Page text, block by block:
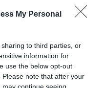
My Personal
to third parties, or
information for
use the below opt-out
note that after your